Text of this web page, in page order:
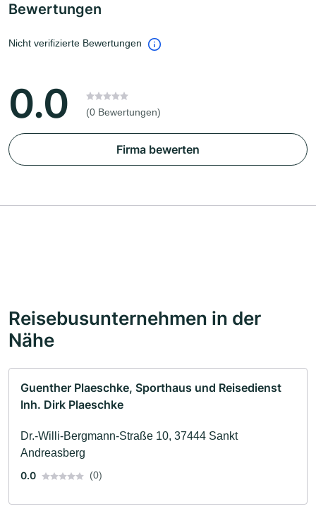
Bewertungen
Nicht verifizierte Bewertungen
0.0 (0 Bewertungen)
Firma bewerten
Reisebusunternehmen in der
Nähe
Guenther Plaeschke, Sporthaus und Reisedienst
Inh. Dirk Plaeschke
Dr.-Willi-Bergmann-Straße 10, 37444 Sankt
Andreasberg
0.0
(0)